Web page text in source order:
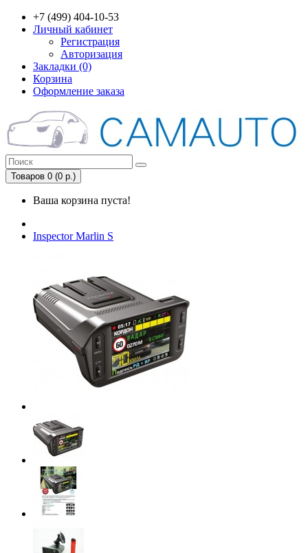
+7 (499) 404-10-53
Личный кабинет
Регистрация
Авторизация
Закладки (0)
Корзина
Оформление заказа
Товаров 0 (0 р.)
Ваша корзина пуста!
Inspector Marlin S